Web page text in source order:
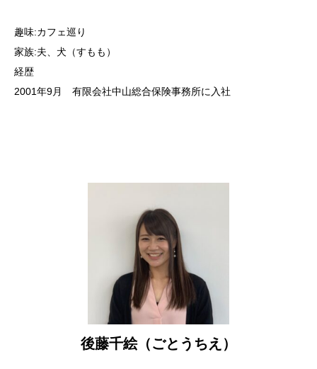
趣味:カフェ巡り
家族:夫、犬（すもも）
経歴
2001年9月 有限会社中山総合保険事務所に入社
後藤千絵（ごとうちえ）